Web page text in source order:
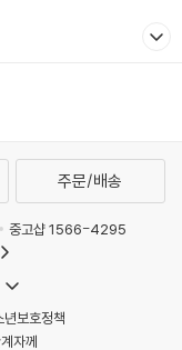
주문/배송
중고샵 1566-4295
년보호정책
자께